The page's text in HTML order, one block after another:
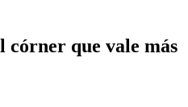
córner que vale más